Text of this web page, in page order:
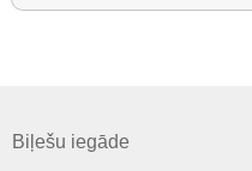
Biļešu iegāde